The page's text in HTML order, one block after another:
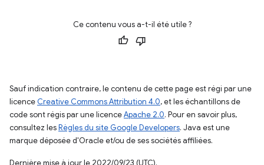
Ce contenu vous a-t-il été utile ?
Sauf indication contraire, le contenu de cette page est régi par une
licence Creative Commons Attribution 4.0, et les échantillons de
code sont régis par une licenceApache 2.0. Pour en savoir plus,
consultez lesRègles du site Google Developers. Java est une
marque déposée d'Oracle et/ou de ses sociétés affiliées.
Dernière mise à jour le 2022/09/23 (UTC).